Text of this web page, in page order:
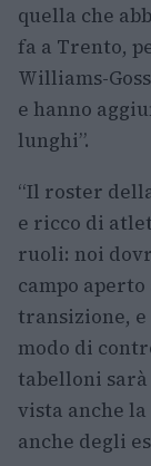
quella che
fa a Trento,
Williams-
e hanno
lunghi”.
“Il roster
e ricco di
ruoli: noi
campo
transizione,
modo di
tabelloni
vista anche
anche degli